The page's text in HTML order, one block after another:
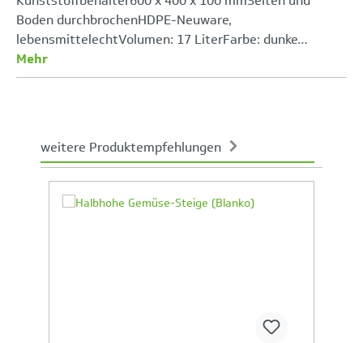
Boden durchbrochenHDPE-Neuware,
lebensmittelechtVolumen: 17 LiterFarbe: dunke…
Mehr
weitere Produktempfehlungen
Ihr Produktvergleich ist voll